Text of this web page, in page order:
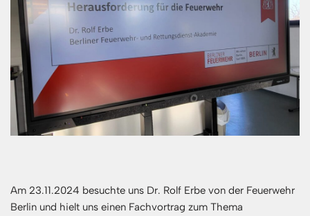
Am 23.11.2024 besuchte uns Dr. Rolf Erbe von der Feuerwehr
Berlin und hielt uns einen Fachvortrag zum Thema